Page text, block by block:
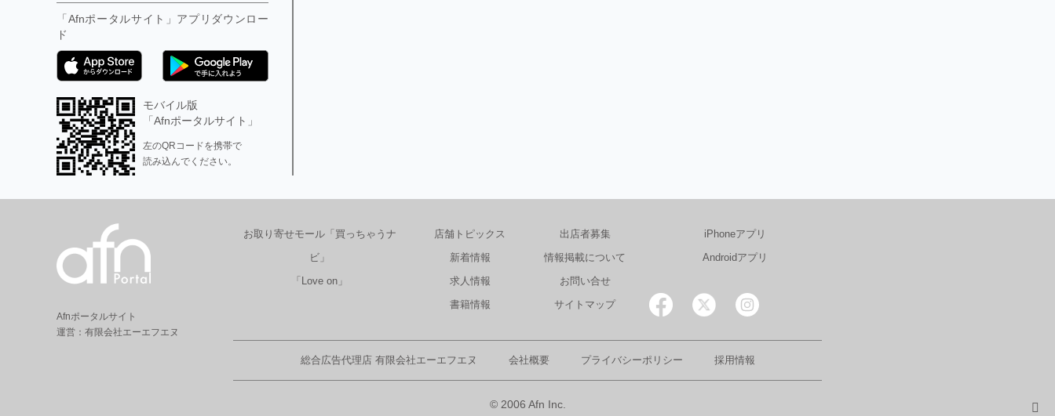
「Afnポータルサイト」アプリダウンロー
ド
モバイル版
「Afnポータルサイト」
左のQRコードを携帯で
読み込んでください。
Afnポータルサイト
運営：有限会社エーエフエヌ
お取り寄せモール「買っちゃうナ
ビ」
「Love on」
店舗トピックス
新着情報
求人情報
書籍情報
出店者募集
情報掲載について
お問い合せ
サイトマップ
iPhoneアプリ
Androidアプリ
総合広告代理店 有限会社エーエフエヌ 会社概要 プライバシーポリシー 採用情報
© 2006 Afn Inc.